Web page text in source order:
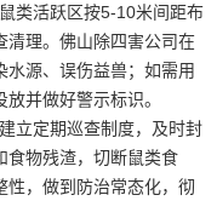
类活跃区按5-10米间距布
清理。佛山除四害公司在
源、误伤益兽；如需用
并做好警示标识。
立定期巡查制度，及时封
食物残渣，切断鼠类食
，做到防治常态化，彻